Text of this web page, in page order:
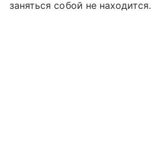
заняться собой не находится.